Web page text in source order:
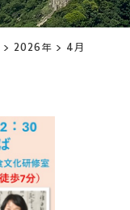
> 2026年 > 4月